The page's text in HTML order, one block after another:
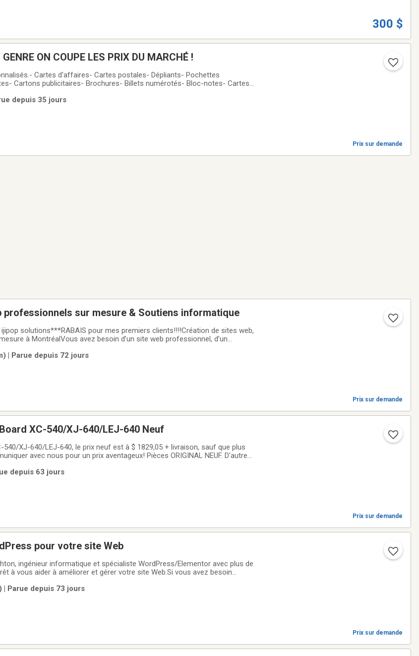
300 $
ON COUPE LES PRIX DU MARCHÉ !
Cartes d'affaires- Cartes postales- Dépliants- Pochettes
Cartons publicitaires- Brochures- Billets numérotés- Bloc-notes- Cartes
Carton
depuis 35 jours
Prix sur demande
professionnels sur mesure & Soutiens informatique
ijipop solutions***RABAIS pour mes premiers clients!!!!Création de sites web,
à MontréalVous avez besoin d’un site web professionnel, d’un
| Parue depuis 72 jours
Prix sur demande
XC-540/XJ-640/LEJ-640 Neuf
540/XJ-640/LEJ-640, le prix neuf est à $ 1829,05 + livraison, sauf que plus
avec nous pour un prix aventageux! Pièces ORIGINAL NEUF. D'autre
depuis 63 jours
Prix sur demande
pour votre site Web
ingénieur informatique et spécialiste WordPress/Elementor avec plus de
à vous aider à améliorer et gérer votre site Web.Si vous avez besoin
pouvez
Parue depuis 73 jours
Prix sur demande